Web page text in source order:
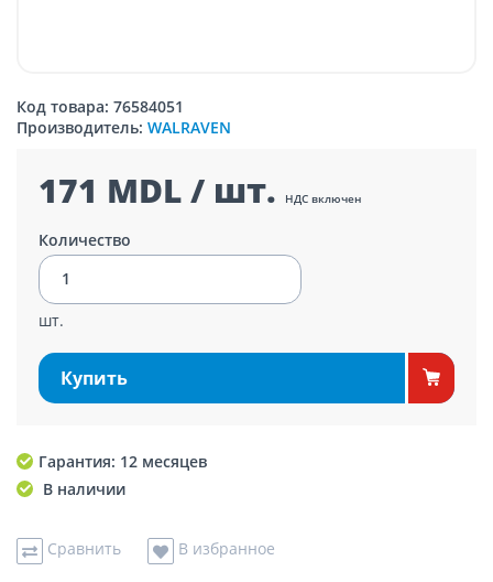
Код товара: 76584051
Производитель: WALRAVEN
171 MDL / шт. НДС включен
Количество
шт.
Купить
Гарантия: 12 месяцев
В наличии
Сравнить В избранное